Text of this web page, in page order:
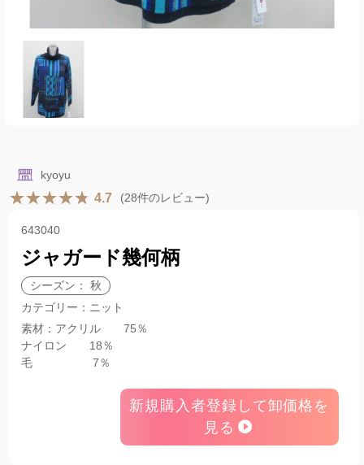
kyoyu
4.7 (28件のレビュー)
643040
ジャガード幾何柄
シーズン： 秋
カテゴリー：ニット
素材：アクリル 75％
ナイロン 18％
毛 7％
新規購入者登録して卸価格を
見る